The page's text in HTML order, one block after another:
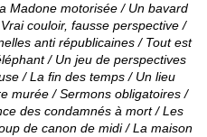
Madone motorisée / Un bavard
couloir, fausse perspective /
anti républicaines / Tout est
/ Un jeu de perspectives
/ La fin des temps / Un lieu
murée / Sermons obligatoires /
des condamnés à mort / Les
de canon de midi / La maison